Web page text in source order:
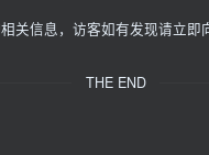
关信息，访客如有发现请立
THE END